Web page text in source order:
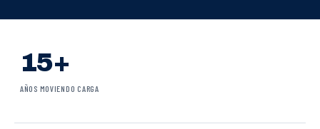
15+
AÑOS MOVIENDO CARGA